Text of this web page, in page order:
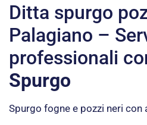
Ditta spurgo
Palagiano –
professionali
Spurgo
Spurgo fogne e pozzi neri con